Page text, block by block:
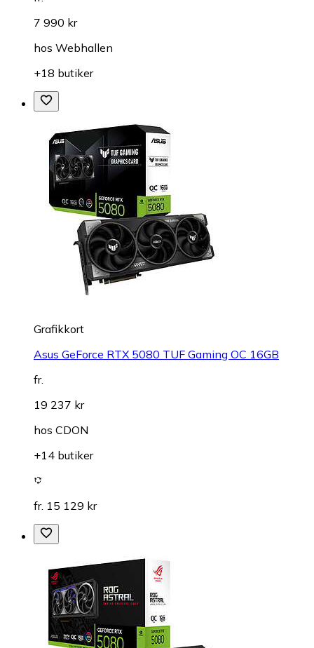
7 990 kr
hos Webhallen
+18 butiker
Grafikkort
Asus GeForce RTX 5080 TUF Gaming OC 16GB
fr.
19 237 kr
hos CDON
+14 butiker
fr. 15 129 kr